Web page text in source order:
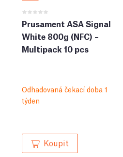
Prusament ASA Signal
White 800g (NFC) –
Multipack 10 pcs
Odhadovaná čekací doba 1
týden
Koupit